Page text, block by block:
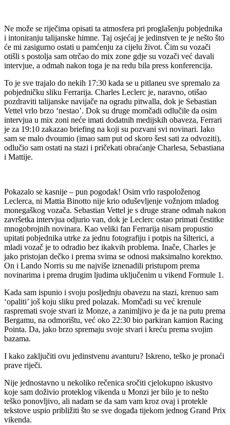
Ne može se riječima opisati ta atmosfera pri proglašenju pobjednika
i intoniranju talijanske himne. Taj osjećaj je jedinstven te je nešto što
će mi zasigurno ostati u pamćenju za cijelu život. Čim su vozači
otišli s postolja sam otrčao do mix zone gdje su vozači već davali
intervjue, a odmah nakon toga je na redu bila press konferencija.
To je sve trajalo do nekih 17:30 kada se u pitlaneu sve spremalo za
pobjedničku sliku Ferrarija. Charles Leclerc je, naravno, otišao
pozdraviti talijanske navijače na ogradu pitwalla, dok je Sebastian
Vettel vrlo brzo ‘nestao’. Dok su druge momčadi odlučile da osim
intervjua u mix zoni neće imati dodatnih medijskih obaveza, Ferrari
je za 19:10 zakazao briefing na koji su pozvani svi novinari. Iako
sam se malo dvoumio (imao sam put od skoro šest sati za odvoziti),
odlučio sam ostati na stazi i pričekati obraćanje Charlesa, Sebastiana
i Mattije.
Pokazalo se kasnije – pun pogodak! Osim vrlo raspoloženog
Leclerca, ni Mattia Binotto nije krio oduševljenje vožnjom mladog
monegaškog vozača. Sebastian Vettel je s druge strane odmah nakon
završetka intervjua odjurio van, dok je Leclerc ostao primati čestitke
mnogobrojnih novinara. Kao veliki fan Ferrarija nisam propustio
upitati pobjednika utrke za jednu fotografiju i potpis na šilterici, a
mladi vozač je to odradio bez ikakvih problema. Inače, Charles je
jako pristojan dečko i prema svima se odnosi maksimalno korektno.
On i Lando Norris su me najviše iznenadili pristupom prema
novinarima i prema drugim ljudima uključenim u vikend Formule 1.
Kada sam ispunio i svoju posljednju obavezu na stazi, krenuo sam
‘opaliti’ još koju sliku pred polazak. Momčadi su već krenule
raspremati svoje stvari iz Monze, a zanimljivo je da je na putu prema
Bergamu, na odmorištu, već oko 22:30 bio parkiran kamion Racing
Pointa. Da, jako brzo spremaju svoje stvari i kreću prema svojim
bazama.
I kako zaključiti ovu jedinstvenu avanturu? Iskreno, teško je pronaći
prave riječi.
Nije jednostavno u nekoliko rečenica sročiti cjelokupno iskustvo
koje sam doživio proteklog vikenda u Monzi jer bilo je to nešto
teško ponovljivo, ali nadam se da sam vam kroz ovaj i protekle
tekstove uspio približiti što se sve događa tijekom jednog Grand Prix
vikenda.